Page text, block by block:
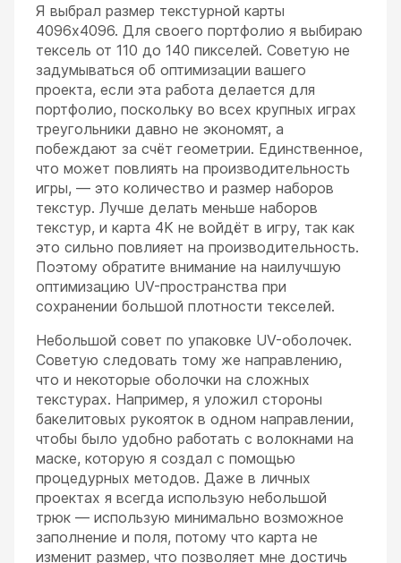
Я выбрал размер текстурной карты
4096x4096. Для своего портфолио я выбираю
тексель от 110 до 140 пикселей. Советую не
задумываться об оптимизации вашего
проекта, если эта работа делается для
портфолио, поскольку во всех крупных играх
треугольники давно не экономят, а
побеждают за счёт геометрии. Единственное,
что может повлиять на производительность
игры, — это количество и размер наборов
текстур. Лучше делать меньше наборов
текстур, и карта 4K не войдёт в игру, так как
это сильно повлияет на производительность.
Поэтому обратите внимание на наилучшую
оптимизацию UV-пространства при
сохранении большой плотности текселей.
Небольшой совет по упаковке UV-оболочек.
Советую следовать тому же направлению,
что и некоторые оболочки на сложных
текстурах. Например, я уложил стороны
бакелитовых рукояток в одном направлении,
чтобы было удобно работать с волокнами на
маске, которую я создал с помощью
процедурных методов. Даже в личных
проектах я всегда использую небольшой
трюк — использую минимально возможное
заполнение и поля, потому что карта не
изменит размер, что позволяет мне достичь